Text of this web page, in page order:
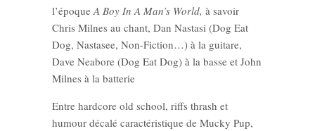
l’époque A Boy In A Man’s World, à savoir
Chris Milnes au chant, Dan Nastasi (Dog Eat
Dog, Nastasee, Non-Fiction…) à la guitare,
Dave Neabore (Dog Eat Dog) à la basse et John
Milnes à la batterie
Entre hardcore old school, riffs thrash et
humour décalé caractéristique de Mucky Pup,